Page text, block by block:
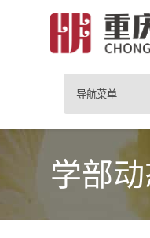
导航菜单
学部